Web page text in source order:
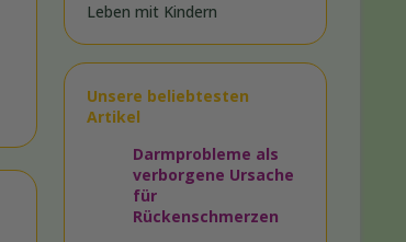
Leben mit Kindern
Unsere beliebtesten
Artikel
Darmprobleme als
verborgene Ursache
für
Rückenschmerzen